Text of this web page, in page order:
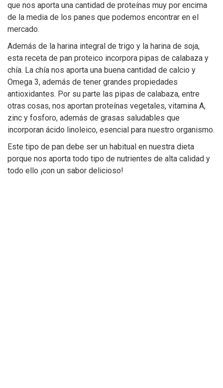
que nos aporta una cantidad de proteínas muy por encima
de la media de los panes que podemos encontrar en el
mercado.
Además de la harina integral de trigo y la harina de soja,
esta receta de pan proteico incorpora pipas de calabaza y
chía. La chía nos aporta una buena cantidad de calcio y
Omega 3, además de tener grandes propiedades
antioxidantes. Por su parte las pipas de calabaza, entre
otras cosas, nos aportan proteínas vegetales, vitamina A,
zinc y fosforo, además de grasas saludables que
incorporan ácido linoleico, esencial para nuestro organismo.
Este tipo de pan debe ser un habitual en nuestra dieta
porque nos aporta todo tipo de nutrientes de alta calidad y
todo ello ¡con un sabor delicioso!